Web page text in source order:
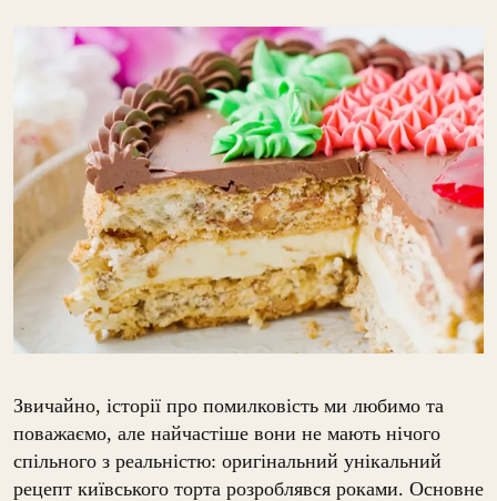
Звичайно, історії про помилковість ми любимо та
поважаємо, але найчастіше вони не мають нічого
спільного з реальністю: оригінальний унікальний
рецепт київського торта розроблявся роками. Основне